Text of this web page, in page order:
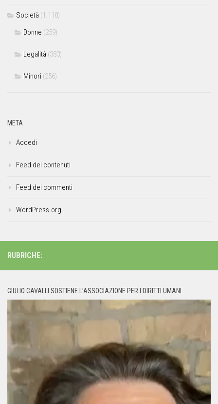
Società (1.118)
Donne (259)
Legalità (383)
Minori (256)
META
Accedi
Feed dei contenuti
Feed dei commenti
WordPress.org
RUBRICHE:
GIULIO CAVALLI SOSTIENE L’ASSOCIAZIONE PER I DIRITTI UMANI
Player